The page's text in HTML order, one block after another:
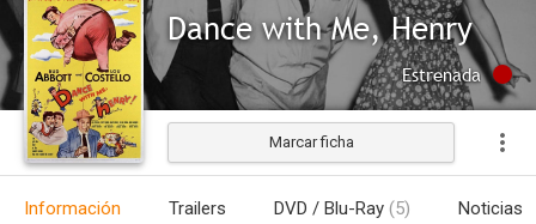
Dance with Me, Henry
Estrenada
Marcar ficha
Información Trailers DVD / Blu-Ray (5) Noticias